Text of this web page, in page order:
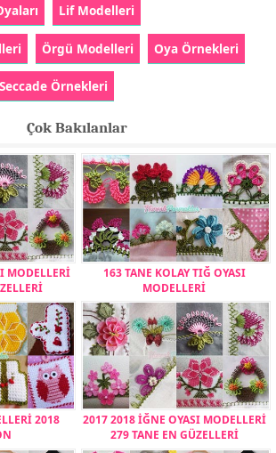
Lif Modelleri
Örgü Modelleri Oya Örnekleri
Seccade Örnekleri
Çok Bakılanlar
MODELLERİ
163 TANE KOLAY TIĞ OYASI
MODELLERİ
2018
2017 2018 İĞNE OYASI MODELLERİ
279 TANE EN GÜZELLERİ